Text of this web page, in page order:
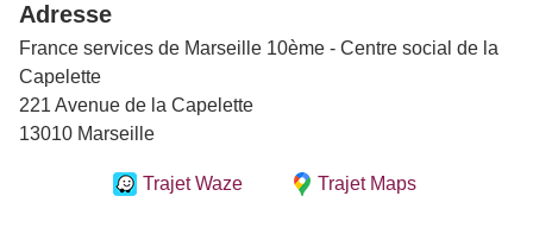
Adresse
France services de Marseille 10ème - Centre social de la
Capelette
221 Avenue de la Capelette
13010 Marseille
Trajet Waze Trajet Maps